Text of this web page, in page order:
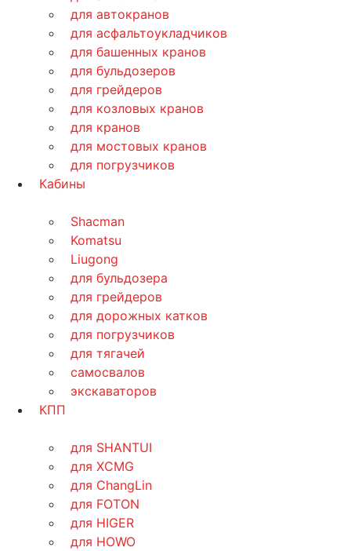
для автокранов
для асфальтоукладчиков
для башенных кранов
для бульдозеров
для грейдеров
для козловых кранов
для кранов
для мостовых кранов
для погрузчиков
Кабины
Shacman
Komatsu
Liugong
для бульдозера
для грейдеров
для дорожных катков
для погрузчиков
для тягачей
самосвалов
экскаваторов
КПП
для SHANTUI
для XCMG
для ChangLin
для FOTON
для HIGER
для HOWO